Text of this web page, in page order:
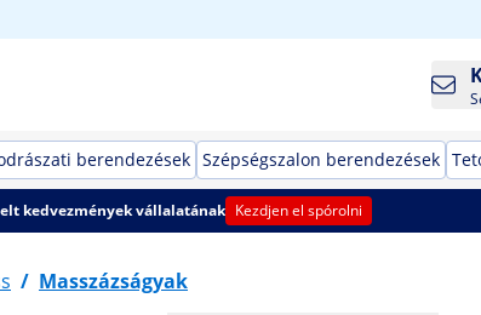
berendezések Szépségszalon berendezések
kedvezmények vállalatának Kezdjen el spórolni
/ Masszázságyak